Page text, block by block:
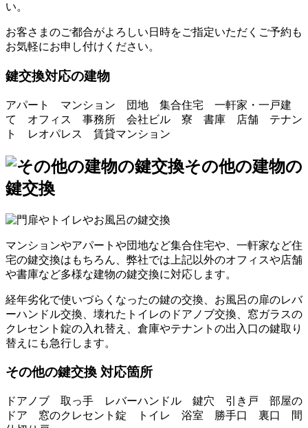
い。
お客さまのご都合がよろしい日時をご指定いただくご予約も
お気軽にお申し付けください。
鍵交換対応の建物
アパート マンション 団地 集合住宅 一軒家・一戸建
て オフィス 事務所 会社ビル 寮 書庫 店舗 テナン
ト レオパレス 賃貸マンション
その他の建物の
鍵交換
マンションやアパートや団地など集合住宅や、一軒家など住
宅の鍵交換はもちろん、弊社では上記以外のオフィスや店舗
や書庫など多様な建物の鍵交換に対応します。
経年劣化で使いづらくなったの鍵の交換、お風呂の扉のレバ
ーハンドル交換、壊れたトイレのドアノブ交換、窓ガラスの
クレセント錠の入れ替え、倉庫やテナントの出入口の鍵取り
替えにも急行します。
その他の鍵交換 対応箇所
ドアノブ 取っ手 レバーハンドル 鍵穴 引き戸 部屋の
ドア 窓のクレセント錠 トイレ 浴室 勝手口 裏口 間